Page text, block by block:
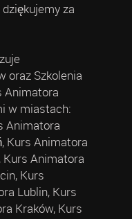
za
oraz Szkolenia
Animatora
w miastach:
Animatora
Kurs Animatora
Animatora
Kurs
Lublin, Kurs
Kraków, Kurs